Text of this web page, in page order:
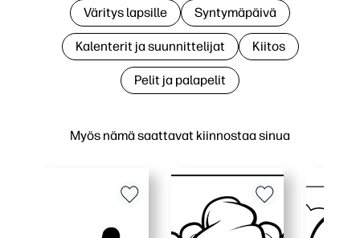
Myös nämä saattavat kiinnostaa sinua
Väritys lapsille Syntymäpäivä
Kalenterit ja suunnittelijat Kiitos
Pelit ja palapelit